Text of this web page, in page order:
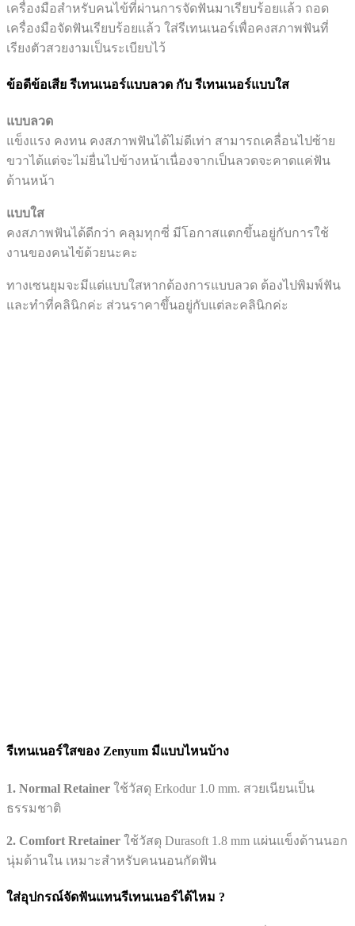
เครื่องมือสำหรับคนไข้ที่ผ่านการจัดฟันมาเรียบร้อยเเล้ว ถอด
เครื่องมือจัดฟันเรียบร้อยเเล้ว ใส่รีเทนเนอร์เพื่อคงสภาพฟันที่
เรียงตัวสวยงามเป็นระเบียบไว้
ข้อดีข้อเสีย รีเทนเนอร์แบบลวด กับ รีเทนเนอร์แบบใส
แบบลวด
แข็งแรง คงทน คงสภาพฟันได้ไม่ดีเท่า สามารถเคลื่อนไปซ้าย
ขวาได้แต่จะไม่ยื่นไปข้างหน้าเนื่องจากเป็นลวดจะคาดแค่ฟัน
ด้านหน้า
แบบใส
คงสภาพฟันได้ดีกว่า คลุมทุกซี่ มีโอกาสแตกขึ้นอยู่กับการใช้
งานของคนไข้ด้วยนะคะ
ทางเซนยุมจะมีแต่แบบใสหากต้องการแบบลวด ต้องไปพิมพ์ฟัน
และทำที่คลินิกค่ะ ส่วนราคาขึ้นอยู่กับแต่ละคลินิกค่ะ
รีเทนเนอร์ใสของ Zenyum มีแบบไหนบ้าง
1. Normal Retainer ใช้วัสดุ Erkodur 1.0 mm. สวยเนียนเป็น
ธรรมชาติ
2. Comfort Rretainer ใช้วัสดุ Durasoft 1.8 mm แผ่นแข็งด้านนอก
นุ่มด้านใน เหมาะสำหรับคนนอนกัดฟัน
ใส่อุปกรณ์จัดฟันแทนรีเทนเนอร์ได้ไหม ?